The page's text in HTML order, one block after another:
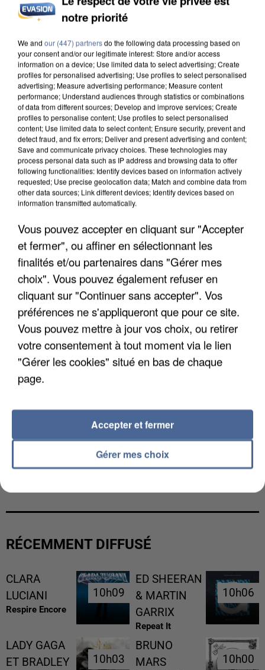
INCENDIES : L’ÎLE-DE-FRANCE LANCE UN ÉLAN
DE SOLIDARITÉ AVEC LES...
APRÈS TOUTES CES CANICULES, LES REFUGES
DE FAUNE SAUVAGE SONT...
L’UN DES FONDATEURS SUPPOSÉS DE LA DZ
RÉCEMMENT DIFFUSÉ
CLARA
LUCIANI
Respire Encore
10h09
10h09
ED SHEERAN
& MARTIN
GARRIX
Repeat It
10h06
10h06
LADY GAGA
ET BRADLEY
10h03
10h03
BRUNO
MARS
10h00
10h00
notre priorité
We and our (447) partnersdo the following data processing based on
your consent and/or our legitimate interest: Store and/or access
information on a device; Use limited data to select advertising; Create
profiles for personalised advertising; Use profiles to select personalised
advertising; Measure advertising performance; Measure content
performance; Understand audiences through statistics or combinations
of data from different sources; Develop and improve services; Create
profiles to personalise content; Use profiles to select personalised
content; Use limited data to select content; Ensure security, prevent and
detect fraud, and fix errors; Deliver and present advertising and content;
Save and communicate privacy choices. These technologies may
process personal data such as IP address and browsing data to offer
following functionalities: Identify devices based on information actively
requested; Use precise geolocation data; Match and combine data from
other data sources; Link different devices; Identify devices based on
information transmitted automatically.
Vous pouvez accepter en cliquant sur "Accepter
et fermer", ou affiner en sélectionnant les
finalités et/ou partenaires dans "Gérer mes
choix". Vous pouvez également refuser en
cliquant sur "Continuer sans accepter". Vos
préférences ne s'appliqueront que pour ce site.
Vous pouvez mettre à jour vos choix, ou retirer
votre consentement à tout moment via le lien
"Gérer les cookies" situé en bas de chaque
page.
Gérer mes choix
Accepter et fermer